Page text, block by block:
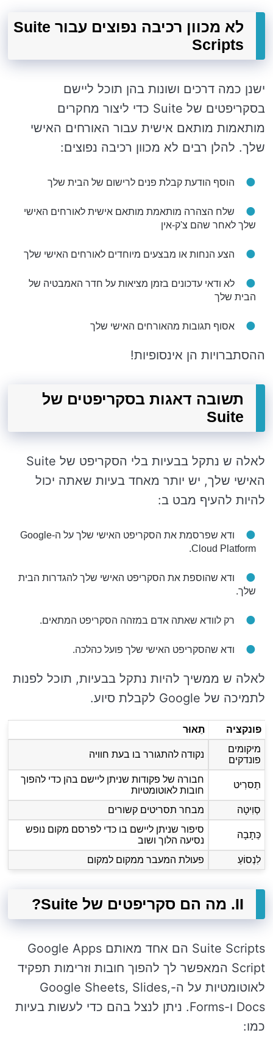
לא מכוון רכיבה נפוצים עבור Suite
Scripts
ישנן כמה דרכים ושונות בהן תוכל ליישם
בסקריפטים של Suite כדי ליצור מחקרים
מותאמות מותאם אישית עבור האורחים האישי
שלך. להלן רבים לא מכוון רכיבה נפוצים:
הוסף הודעת קבלת פנים לרישום של הבית שלך
שלח הצהרה מותאמת מותאם אישית לאורחים האישי
שלך לאחר שהם צ'ק-אין
הצע הנחות או מבצעים מיוחדים לאורחים האישי שלך
לא ודאי עדכונים בזמן מציאות על חדר האמבטיה של
הבית שלך
אסוף תגובות מהאורחים האישי שלך
ההסתברויות הן אינסופיות!
תשובה דאגות בסקריפטים של
Suite
לאלה ש נתקל בבעיות בלי הסקריפט של Suite
האישי שלך, יש יותר מאחד בעיות שאתה יכול
להיות להעיף מבט ב:
ודא שפרסמת את הסקריפט האישי שלך על ה-Google
Cloud Platform.
ודא שהוספת את הסקריפט האישי שלך להגדרות הבית
שלך.
רק לוודא שאתה אדם במזהה הסקריפט המתאים.
ודא שהסקריפט האישי שלך פועל כהלכה.
לאלה ש ממשיך להיות נתקל בבעיות, תוכל לפנות
לתמיכה של Google לקבלת סיוע.
פונקציה
תֵאוּר
מיקומים
פונדקים
נקודה להתגורר בו בעת חוויה
תַסרִיט
חבורה של פקודות שניתן ליישם בהן כדי להפוך
חובות לאוטומטיות
סְוִיטָה
מבחר תסריטים קשורים
כַּתָבָה
סיפור שניתן ליישם בו כדי לפרסם מקום נופש
נסיעה הלוך ושוב
לִנְסוֹעַ
פעולת המעבר ממקום למקום
II. מה הם סקריפטים של Suite?
Suite Scripts הם אחד מאותם Google Apps
Script המאפשר לך להפוך חובות וזרימות תפקיד
לאוטומטיות על ה-Google Sheets, Slides,
Docs ו-Forms. ניתן לנצל בהם כדי לעשות בעיות
כמו: